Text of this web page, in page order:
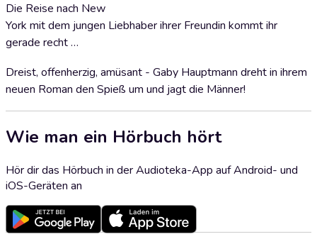
Die Reise nach New
York mit dem jungen Liebhaber ihrer Freundin kommt ihr
gerade recht …
Dreist, offenherzig, amüsant - Gaby Hauptmann dreht in ihrem
neuen Roman den Spieß um und jagt die Männer!
Wie man ein Hörbuch hört
Hör dir das Hörbuch in der Audioteka-App auf Android- und
iOS-Geräten an